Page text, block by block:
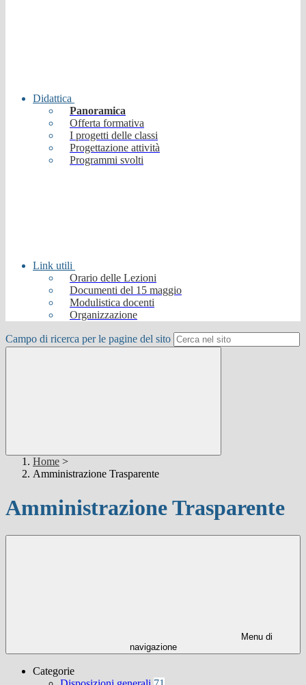
Didattica
Panoramica
Offerta formativa
I progetti delle classi
Progettazione attività
Programmi svolti
Link utili
Orario delle Lezioni
Documenti del 15 maggio
Modulistica docenti
Organizzazione
Campo di ricerca per le pagine del sito
Home >
Amministrazione Trasparente
Amministrazione Trasparente
Menu di
navigazione
Categorie